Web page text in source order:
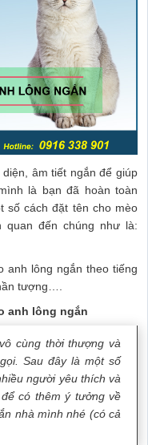
âm tiết ngắn để giúp
là bạn đã hoàn toàn
số cách đặt tên cho mèo
quan đến chúng như là:
anh lông ngắn theo tiếng
tượng….
anh lông ngắn
cùng thời thượng và
Sau đây là một số
người yêu thích và
có thêm ý tưởng về
nhà mình nhé (có cả